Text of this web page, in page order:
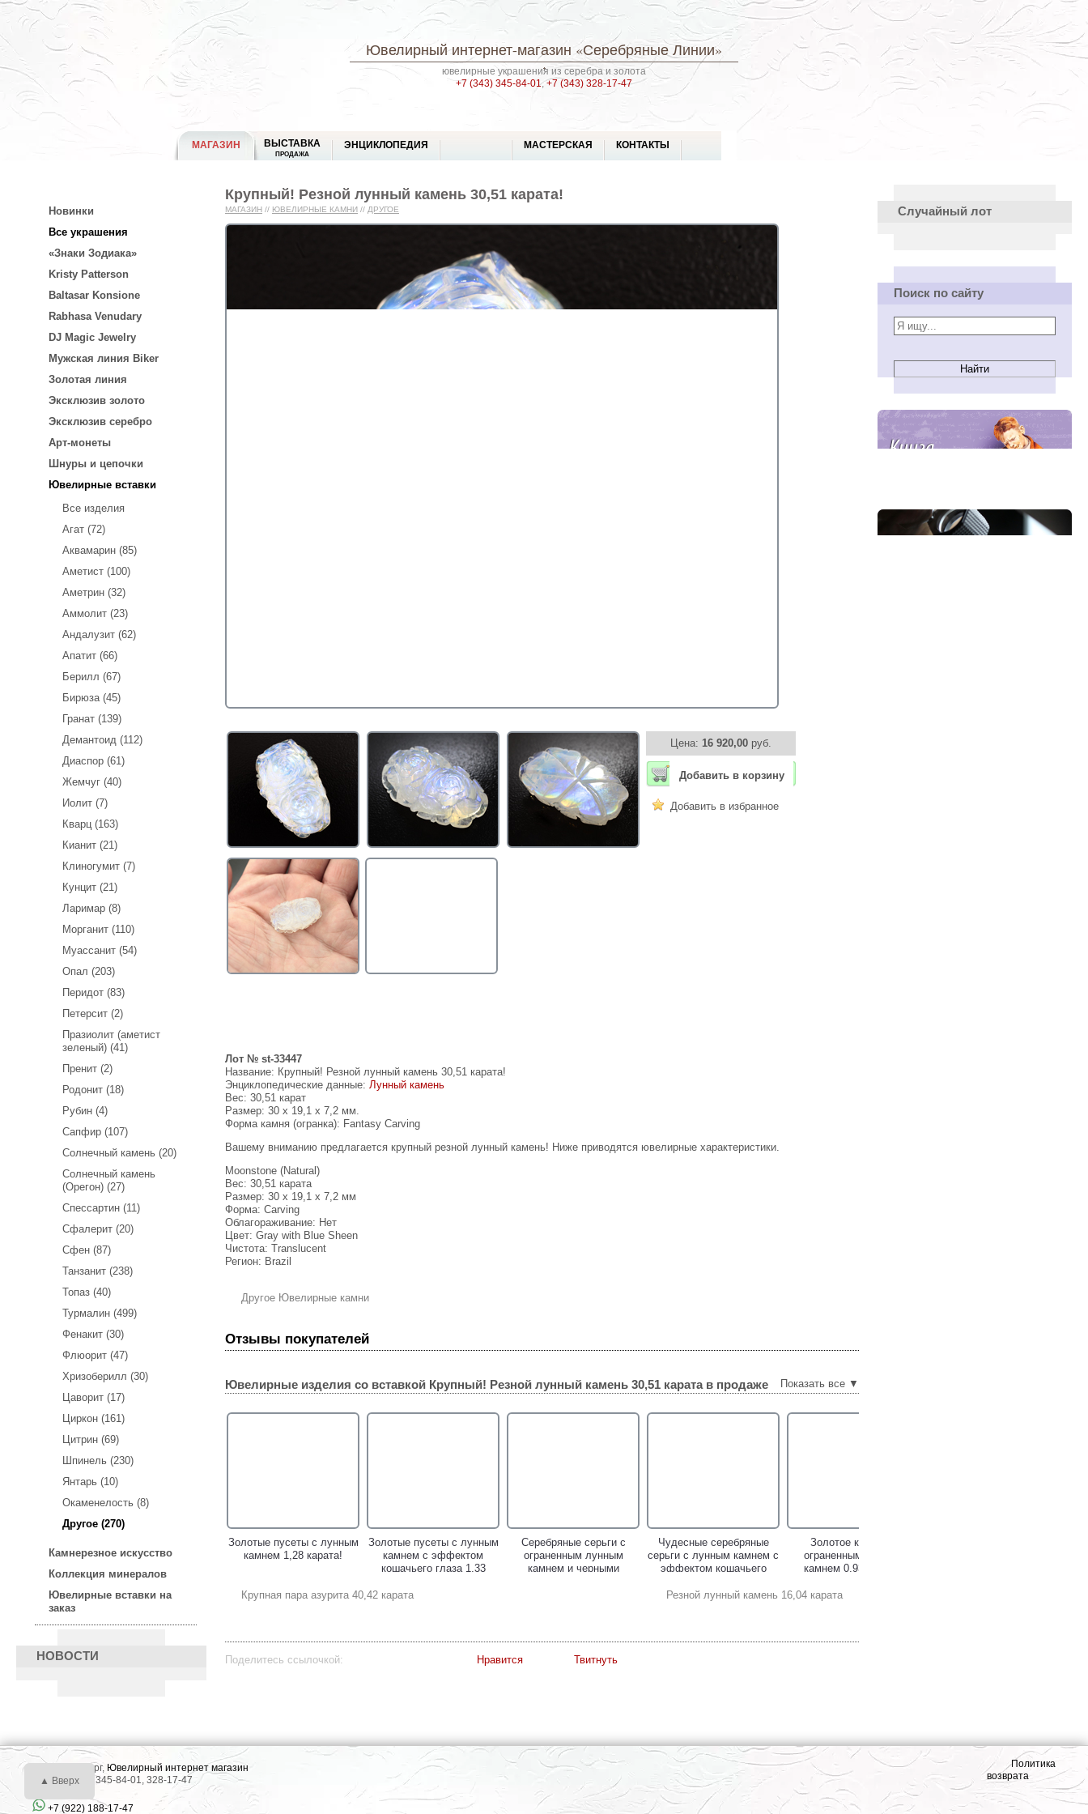
Ювелирный интернет-магазин «Серебряные Линии»
ювелирные украшения из серебра и золота
+7 (343) 345-84-01,+7 (343) 328-17-47
МАГАЗИН ВЫСТАВКА
ПРОДАЖА
ЭНЦИКЛОПЕДИЯ МАСТЕРСКАЯ КОНТАКТЫ
Новинки
Все украшения
«Знаки Зодиака»
Kristy Patterson
Baltasar Konsione
Rabhasa Venudary
DJ Magic Jewelry
Мужская линия Biker
Золотая линия
Эксклюзив золото
Эксклюзив серебро
Арт-монеты
Шнуры и цепочки
Ювелирные вставки
Все изделия
Агат (72)
Аквамарин (85)
Аметист (100)
Аметрин (32)
Аммолит (23)
Андалузит (62)
Апатит (66)
Берилл (67)
Бирюза (45)
Гранат (139)
Демантоид (112)
Диаспор (61)
Жемчуг (40)
Иолит (7)
Кварц (163)
Кианит (21)
Клиногумит (7)
Кунцит (21)
Ларимар (8)
Морганит (110)
Муассанит (54)
Опал (203)
Перидот (83)
Петерсит (2)
Празиолит (аметист
зеленый) (41)
Пренит (2)
Родонит (18)
Рубин (4)
Сапфир (107)
Солнечный камень (20)
Солнечный камень
(Орегон) (27)
Спессартин (11)
Сфалерит (20)
Сфен (87)
Танзанит (238)
Топаз (40)
Турмалин (499)
Фенакит (30)
Флюорит (47)
Хризоберилл (30)
Цаворит (17)
Циркон (161)
Цитрин (69)
Шпинель (230)
Янтарь (10)
Окаменелость (8)
Другое (270)
Камнерезное искусство
Коллекция минералов
Ювелирные вставки на
заказ
НОВОСТИ
Крупный! Резной лунный камень 30,51 карата!
МАГАЗИН // ЮВЕЛИРНЫЕ КАМНИ // ДРУГОЕ
Цена: 16 920,00 руб.
Добавить в корзину
Добавить в избранное
Лот № st-33447
Название: Крупный! Резной лунный камень 30,51 карата!
Энциклопедические данные: Лунный камень
Вес: 30,51 карат
Размер: 30 x 19,1 x 7,2 мм.
Форма камня (огранка): Fantasy Carving
Вашему вниманию предлагается крупный резной лунный камень! Ниже приводятся ювелирные характеристики.
Moonstone (Natural)
Вес: 30,51 карата
Размер: 30 х 19,1 х 7,2 мм
Форма: Carving
Облагораживание: Нет
Цвет: Gray with Blue Sheen
Чистота: Translucent
Регион: Brazil
Другое Ювелирные камни
Отзывы покупателей
Ювелирные изделия со вставкой Крупный! Резной лунный камень 30,51 каратав продаже Показать все ▼
ограненными лунными
Золотые пусеты с лунным
камнем 1,28 карата!
Золотые пусеты с лунным
камнем с эффектом
кошачьего глаза 1,33
Серебряные серьги с
ограненным лунным
камнем и черными
Чудесные серебряные
серьги с лунным камнем с
эффектом кошачьего
Золотое кольцо с
ограненным лунным
камнем 0,93 карата!
ограненным лунным
камнем 1,23 карата!
лунным камнем и
родолитами!
ограненным лунным
камнем 0,85 карата!
серьги с лунным камнем!
кольцо с лунным камнем!
ограненным лунным
камнем 0,81 карата!
Крупная пара азурита 40,42 карата Резной лунный камень 16,04 карата
Поделитесь ссылочкой: Нравится Твитнуть
Случайный лот
Поиск по сайту
г. Екатеринбург, Ювелирный интернет магазин
Тел.: +7 (343) 345-84-01, 328-17-47
+7 (922) 188-17-47
Политика
возврата
▲ Вверх